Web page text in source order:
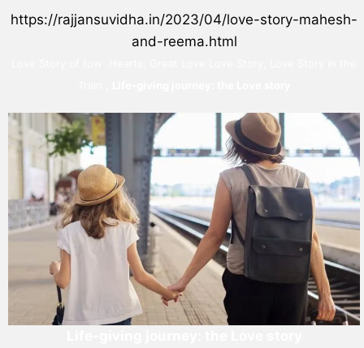
https://rajjansuvidha.in/2023/04/love-story-mahesh-
and-reema.html